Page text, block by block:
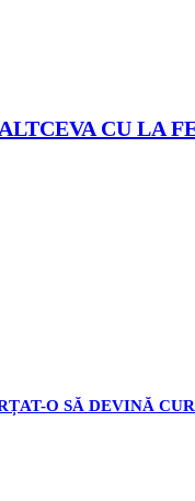
CU LA
O SĂ DEVINĂ